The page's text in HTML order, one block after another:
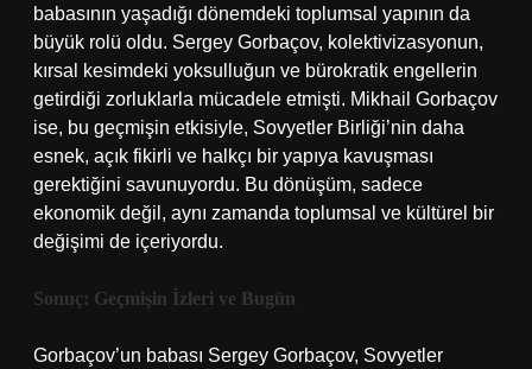
babasının yaşadığı dönemdeki toplumsal yapının da
büyük rolü oldu. Sergey Gorbaçov, kolektivizasyonun,
kırsal kesimdeki yoksulluğun ve bürokratik engellerin
getirdiği zorluklarla mücadele etmişti. Mikhail Gorbaçov
ise, bu geçmişin etkisiyle, Sovyetler Birliği’nin daha
esnek, açık fikirli ve halkçı bir yapıya kavuşması
gerektiğini savunuyordu. Bu dönüşüm, sadece
ekonomik değil, aynı zamanda toplumsal ve kültürel bir
değişimi de içeriyordu.
Sonuç: Geçmişin İzleri ve Bugün
Gorbaçov’un babası Sergey Gorbaçov, Sovyetler